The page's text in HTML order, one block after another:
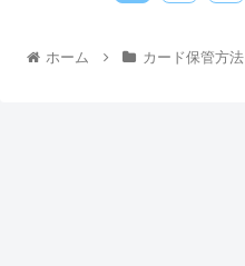
ホーム カード保管方法